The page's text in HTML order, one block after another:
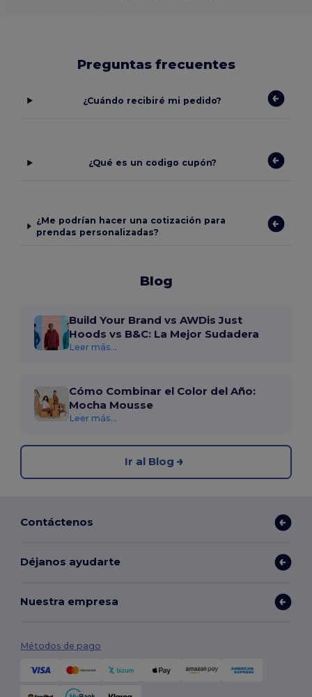
Preguntas frecuentes
¿Cuándo recibiré mi pedido?
¿Qué es un codigo cupón?
¿Me podrían hacer una cotización para
prendas personalizadas?
Blog
Build Your Brand vs AWDis Just
Hoods vs B&C: La Mejor Sudadera
Leer más...
Cómo Combinar el Color del Año:
Mocha Mousse
Leer más...
Ir al Blog
Contáctenos
Déjanos ayudarte
Nuestra empresa
Métodos de pago